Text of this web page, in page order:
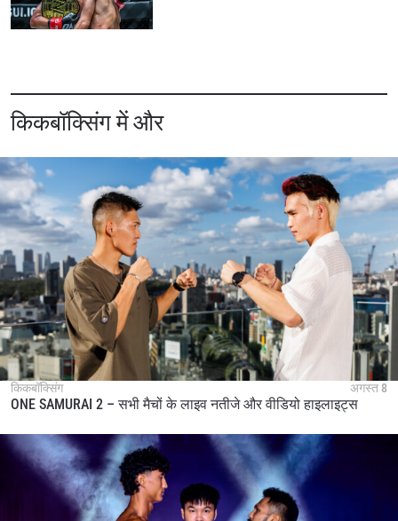
किकबॉक्सिंग में और
किकबॉक्सिंग अगस्त 8
ONE SAMURAI 2 – सभी मैचों के लाइव नतीजे और वीडियो हाइलाइट्स
प्रतिद्वंद्वी
इवेंट
हाइलाइट्स देखें
STAY IN THE KNOW
Take ONE Championship wherever you go! Sign up now
to gain access to latest news, unlock special offers
and get first access to the best seats to our live
events.
ईमेल
नाम
By submitting this form, you are agreeing to our
collection, use and disclosure of your information
under ourPrivacy Policy . You may unsubscribe from
these communications at any time.